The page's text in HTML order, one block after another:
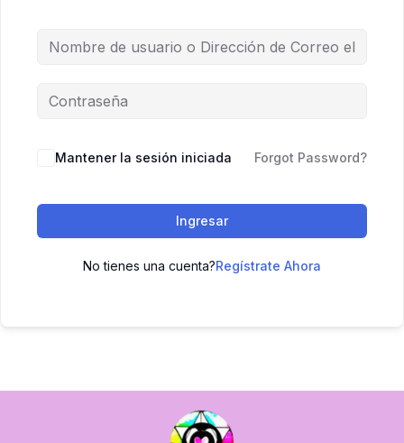
Mantener la sesión iniciada Forgot Password?
Ingresar
No tienes una cuenta?Regístrate Ahora